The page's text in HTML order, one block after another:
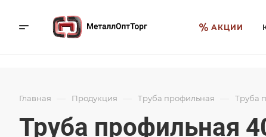
АКЦИИ
Главная — Продукция — Труба профильная — Труба
Труба профильная